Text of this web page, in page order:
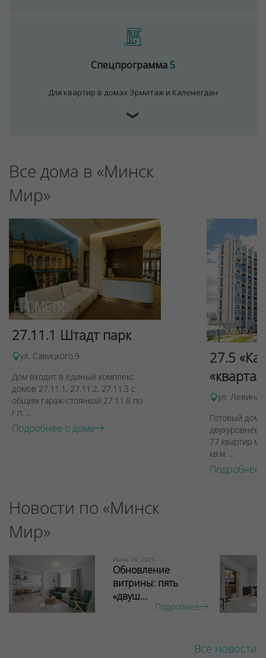
Спецпрограмма5
Для квартир в домах Эрмитаж и Калемегдан
❯
Все дома в «Минск
Мир»
27.11.1 Штадт парк
ул. Савицкого,9
Дом входит в единый комплекс
домов 27.11.1, 27.11.2, 27.11.3 с
общим гараж-стоянкой 27.11.8 по
г.п. ...
Подробнее о доме
27.5
ул. Левина,
Готовый дом
77 квартир
кв.м. ...
Подробнее
Новости по «Минск
Мир»
Июнь 26, 2026
Обновление
витрины: пять
«двуш...
Подробнее
Все новости